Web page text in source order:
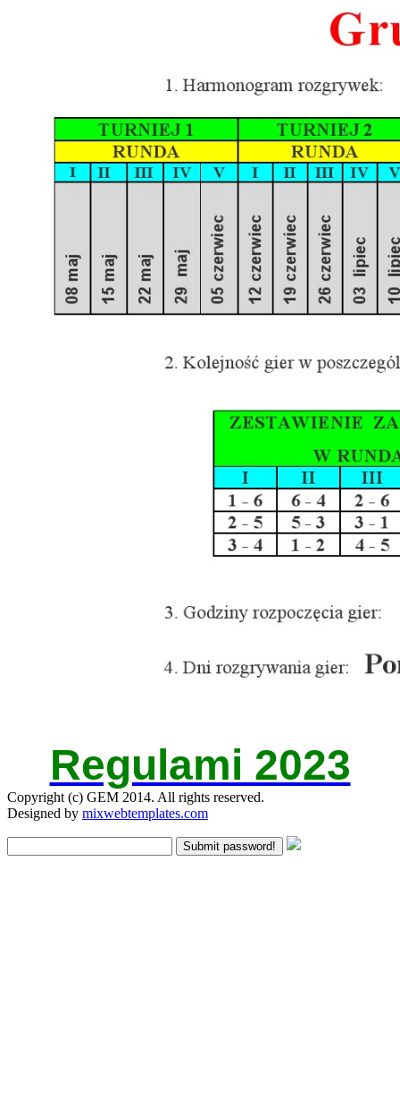
Regulami 2023
Copyright (c) GEM 2014. All rights reserved.
Designed by mixwebtemplates.com
Submit password!